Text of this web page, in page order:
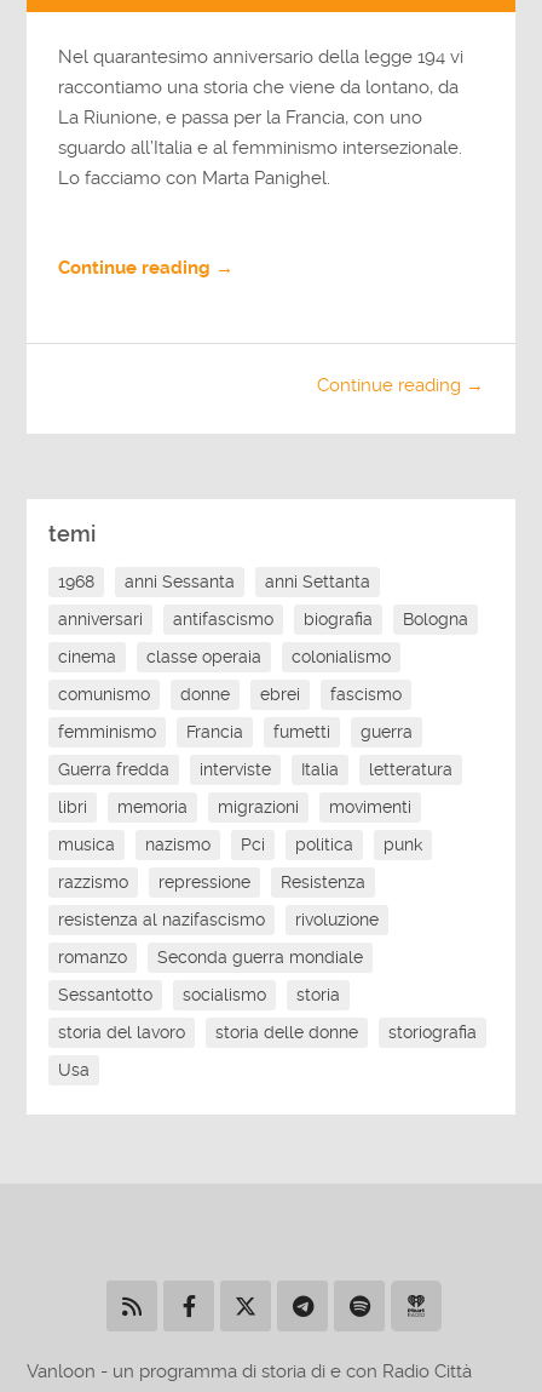
Nel quarantesimo anniversario della legge 194 vi
raccontiamo una storia che viene da lontano, da
La Riunione, e passa per la Francia, con uno
sguardo all’Italia e al femminismo intersezionale.
Lo facciamo con Marta Panighel.
Continue reading →
Continue reading →
temi
1968 anni Sessanta
anni Settanta
anniversari
antifascismo biografia
Bologna
cinema
classe operaia
colonialismo
comunismo
donne ebrei
fascismo
femminismo
Francia fumetti
guerra
Guerra fredda
interviste Italia
letteratura
libri
memoria migrazioni
movimenti
musica
nazismo Pci politica
punk
razzismo
repressione
Resistenza
resistenza al nazifascismo
rivoluzione
romanzo
Seconda guerra mondiale
Sessantotto
socialismo
storia
storia del lavoro
storia delle donne
storiografia
Usa
Vanloon - un programma di storia di e con Radio Città